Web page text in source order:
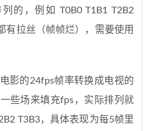
的，例如 T0B0 T1B1 T2B2
有拉丝（帧帧烂），需要使用
影的24fps帧率转换成电视的
些场来填充fps，实际排列就
T3B3，具体表现为每5帧里